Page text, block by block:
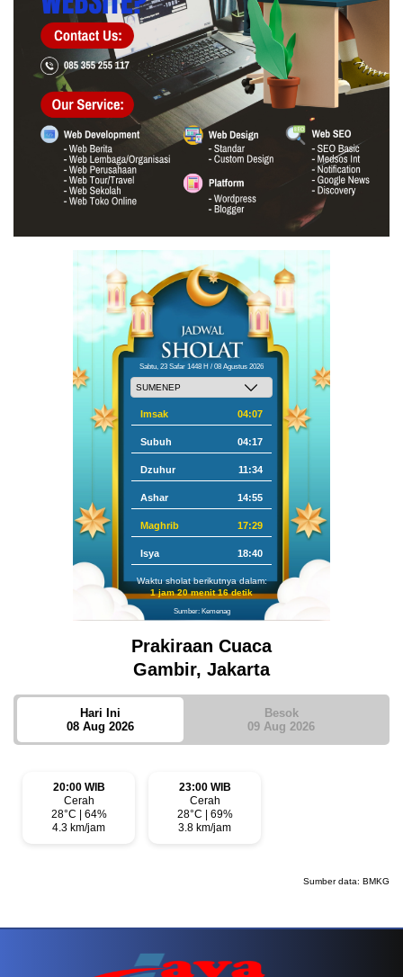
Sabtu, 23 Safar 1448 H / 08 Agustus 2026
Imsak 04:07
Subuh 04:17
Dzuhur 11:34
Ashar 14:55
Maghrib 17:29
Isya 18:40
Waktu sholat berikutnya dalam:
1 jam 20 menit 16 detik
Sumber: Kemenag
Prakiraan Cuaca
Gambir, Jakarta
Hari Ini
08 Aug 2026
Besok
09 Aug 2026
20:00 WIB
Cerah
28°C | 64%
4.3 km/jam
23:00 WIB
Cerah
28°C | 69%
3.8 km/jam
Sumber data: BMKG